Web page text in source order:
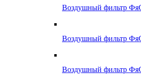
Воздушный фильтр
Воздушный фильтр
Воздушный фильтр